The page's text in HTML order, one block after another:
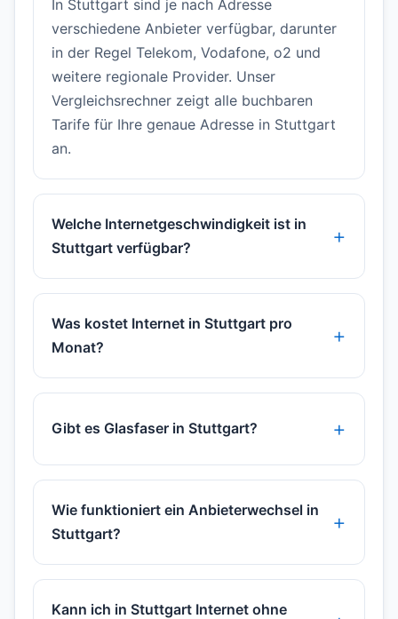
In Stuttgart sind je nach Adresse
verschiedene Anbieter verfügbar, darunter
in der Regel Telekom, Vodafone, o2 und
weitere regionale Provider. Unser
Vergleichsrechner zeigt alle buchbaren
Tarife für Ihre genaue Adresse in Stuttgart
an.
Welche Internetgeschwindigkeit ist in
Stuttgart verfügbar?
Was kostet Internet in Stuttgart pro
Monat?
Gibt es Glasfaser in Stuttgart?
Wie funktioniert ein Anbieterwechsel in
Stuttgart?
Kann ich in Stuttgart Internet ohne